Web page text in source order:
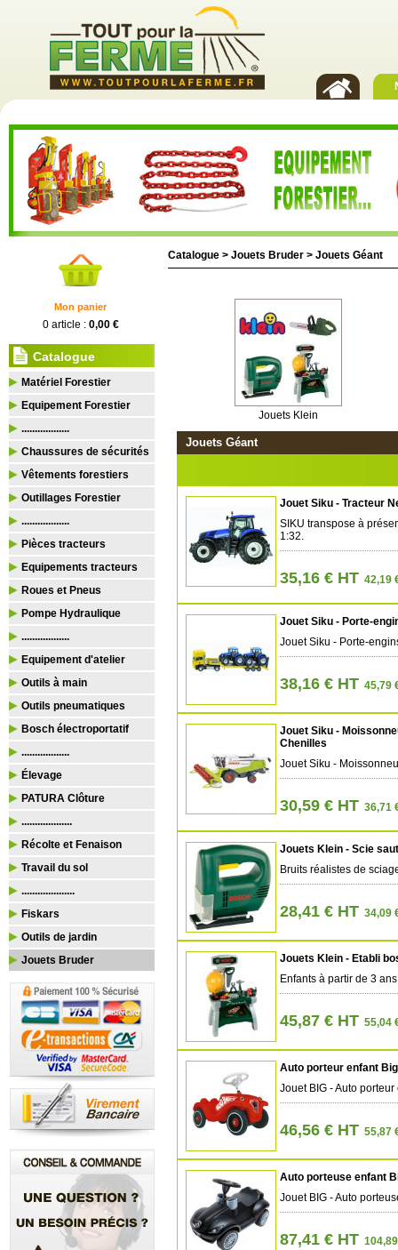
Mon panier
0 article : 0,00 €
Catalogue
Matériel Forestier
Equipement Forestier
..................
Chaussures de sécurités
Vêtements forestiers
Outillages Forestier
..................
Pièces tracteurs
Equipements tracteurs
Roues et Pneus
Pompe Hydraulique
..................
Equipement d'atelier
Outils à main
Outils pneumatiques
Bosch électroportatif
..................
Élevage
PATURA Clôture
...................
Récolte et Fenaison
Travail du sol
....................
Fiskars
Outils de jardin
Jouets Bruder
Catalogue > Jouets Bruder > Jouets Géant
Jouets Klein
Jouets Géant
Jouet Siku - Tracteur
SIKU transpose à
1:32.
35,16 € HT 42,19
Jouet Siku - Porte-
Jouet Siku - Porte-
38,16 € HT 45,79
Jouet Siku -
Chenilles
Jouet Siku -
30,59 € HT 36,71
Jouets Klein - Scie
Bruits réalistes de
28,41 € HT 34,09
Jouets Klein - Etabli
Enfants à partir de 3
45,87 € HT 55,04
Auto porteur enfant
Jouet BIG - Auto
46,56 € HT 55,87
Auto porteuse enfant
Jouet BIG - Auto
87,41 € HT